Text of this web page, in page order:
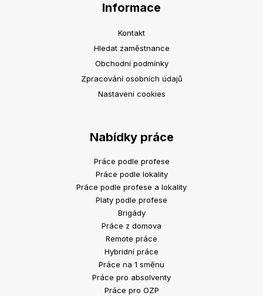
Informace
Kontakt
Hledat zaměstnance
Obchodní podmínky
Zpracování osobních údajů
Nastavení cookies
Nabídky práce
Práce podle profese
Práce podle lokality
Práce podle profese a lokality
Platy podle profese
Brigády
Práce z domova
Remote práce
Hybridní práce
Práce na 1 směnu
Práce pro absolventy
Práce pro OZP